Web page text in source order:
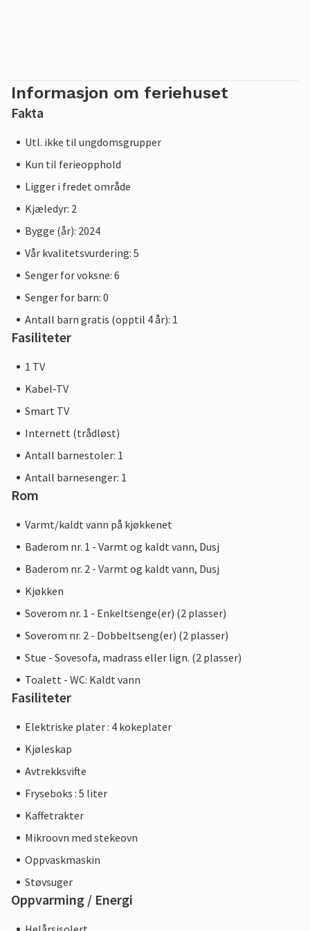
Informasjon om feriehuset
Fakta
Utl. ikke til ungdomsgrupper
Kun til ferieopphold
Ligger i fredet område
Kjæledyr: 2
Bygge (år): 2024
Vår kvalitetsvurdering: 5
Senger for voksne: 6
Senger for barn: 0
Antall barn gratis (opptil 4 år): 1
Fasiliteter
1 TV
Kabel-TV
Smart TV
Internett (trådløst)
Antall barnestoler: 1
Antall barnesenger: 1
Rom
Varmt/kaldt vann på kjøkkenet
Baderom nr. 1 - Varmt og kaldt vann, Dusj
Baderom nr. 2 - Varmt og kaldt vann, Dusj
Kjøkken
Soverom nr. 1 - Enkeltsenge(er) (2 plasser)
Soverom nr. 2 - Dobbeltseng(er) (2 plasser)
Stue - Sovesofa, madrass eller lign. (2 plasser)
Toalett - WC: Kaldt vann
Fasiliteter
Elektriske plater : 4 kokeplater
Kjøleskap
Avtrekksvifte
Fryseboks : 5 liter
Kaffetrakter
Mikroovn med stekeovn
Oppvaskmaskin
Støvsuger
Oppvarming / Energi